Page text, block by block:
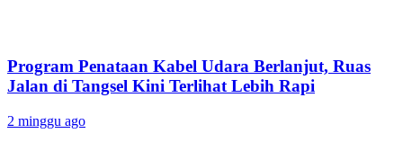
Program Penataan Kabel Udara Berlanjut, Ruas
Jalan di Tangsel Kini Terlihat Lebih Rapi
2 minggu ago